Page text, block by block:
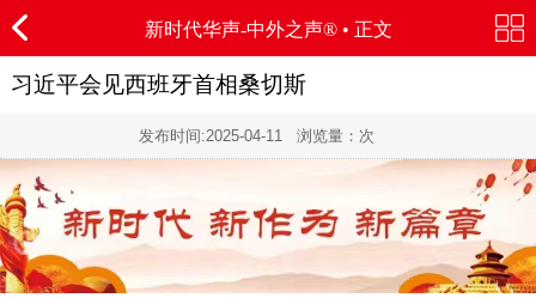
新时代华声-中外之声®• 正文
习近平会见西班牙首相桑切斯
发布时间:2025-04-11 浏览量： 次